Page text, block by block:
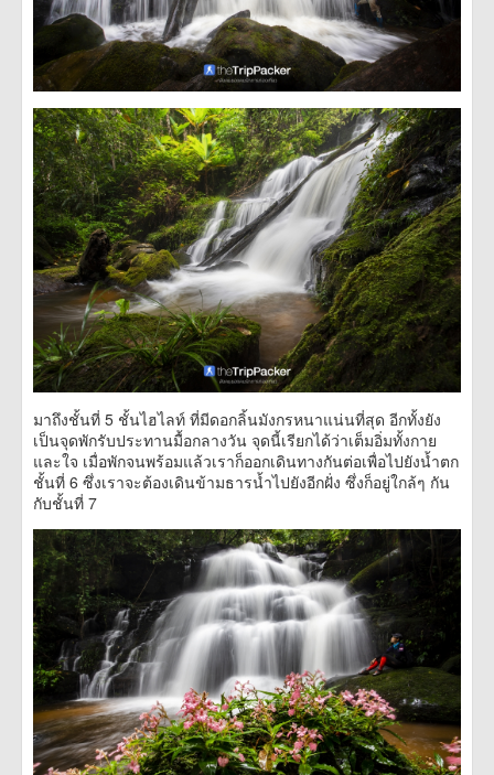
มาถึงชั้นที่ 5 ชั้นไฮไลท์ ที่มีดอกลิ้นมังกรหนาแน่นที่สุด อีกทั้งยัง
เป็นจุดพักรับประทานมื้อกลางวัน จุดนี้เรียกได้ว่าเต็มอิ่มทั้งกาย
และใจ เมื่อพักจนพร้อมแล้วเราก็ออกเดินทางกันต่อเพื่อไปยังน้ำตก
ชั้นที่ 6 ซึ่งเราจะต้องเดินข้ามธารน้ำไปยังอีกฝั่ง ซึ่งก็อยู่ใกล้ๆ กัน
กับชั้นที่ 7